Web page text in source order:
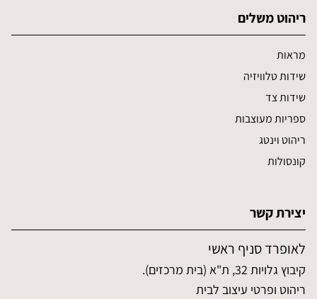
ריהוט משלים
מראות
שידות טלוויזיה
שידות צד
ספריות מעוצבות
ריהוט וינטג
קונסולות
יצירת קשר
לאופרד סניף ראשי
קיבוץ גלויות 32, ת"א (בית מרכזים).
ריהוט ופרטי עיצוב לבית